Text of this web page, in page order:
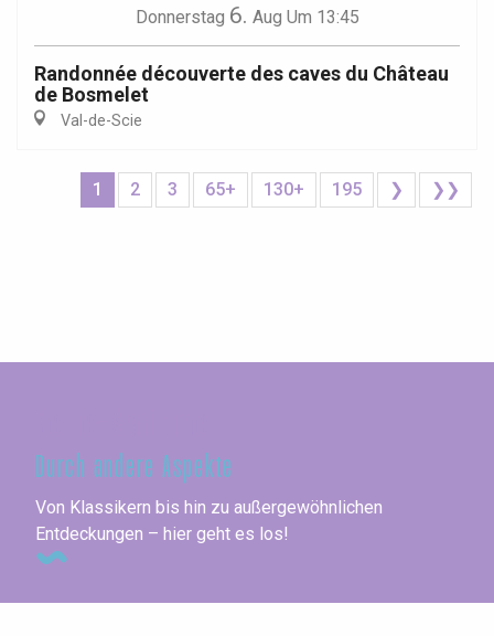
Donnerstag 6. Aug Um 13:45
Randonnée découverte des caves du Château
de Bosmelet
Val-de-Scie
1 2 3 65+ 130+ 195 ❯ ❯❯
Durch andere Aspekte
Von Klassikern bis hin zu außergewöhnlichen
Entdeckungen – hier geht es los!